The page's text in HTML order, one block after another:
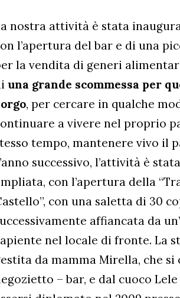
nostra attività è stata
l’apertura del bar e di una
la vendita di generi
una grande scommessa per
, per cercare in qualche
a vivere nel proprio
tempo, mantenere vivo il
successivo, l’attività è
con l’apertura della
con una saletta di 30
affiancata da
nel locale di fronte. La
da mamma Mirella, che si
– bar, e dal cuoco